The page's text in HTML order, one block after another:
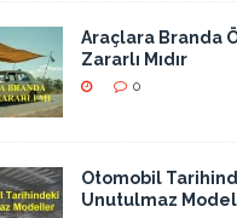
Araçlara Branda
Zararlı Mıdır
0
Otomobil
Unutulmaz